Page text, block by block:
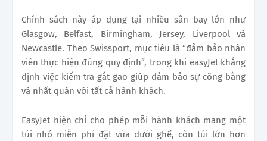
Chính sách này áp dụng tại nhiều sân bay lớn như
Glasgow, Belfast, Birmingham, Jersey, Liverpool và
Newcastle. Theo Swissport, mục tiêu là “đảm bảo nhân
viên thực hiện đúng quy định”, trong khi easyJet khẳng
định việc kiểm tra gắt gao giúp đảm bảo sự công bằng
và nhất quán với tất cả hành khách.
EasyJet hiện chỉ cho phép mỗi hành khách mang một
túi nhỏ miễn phí đặt vừa dưới ghế, còn túi lớn hơn